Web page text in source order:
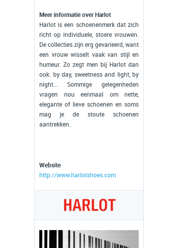
Meer informatie over Harlot
Harlot is een schoenenmerk dat zich
richt op individuele, stoere vrouwen.
De collecties zijn erg gevarieerd, want
een vrouw wisselt vaak van stijl en
humeur. Zo zegt men bij Harlot dan
ook: by day, sweetness and light, by
night... Sommige gelegenheden
vragen nou eenmaal om nette,
elegante of lieve schoenen en soms
mag je de stoute schoenen
aantrekken.
Website
http://www.harlotshoes.com